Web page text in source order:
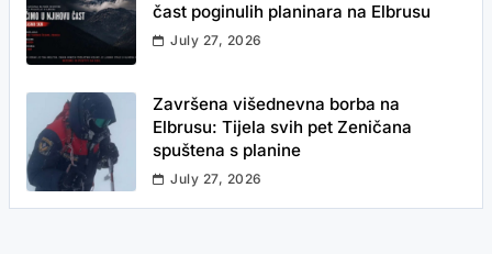
čast poginulih planinara na Elbrusu
July 27, 2026
Završena višednevna borba na
Elbrusu: Tijela svih pet Zeničana
spuštena s planine
July 27, 2026